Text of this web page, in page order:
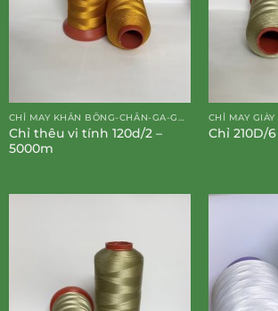
CHỈ MAY KHĂN BÔNG-CHĂN-GA-GỐI-ĐỆM
Chỉ thêu vi tính 120d/2 –
5000m
CHỈ MAY GIÀY
Chỉ 210D/